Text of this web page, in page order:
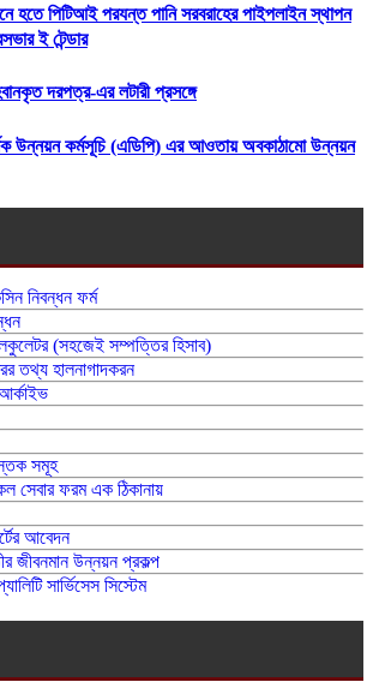
হতে পিটিআই পরযন্ত পানি সরবরাহের পাইপলাইন স্থাপন
ই টেন্ডার
দরপত্র-এর লটারী প্রসঙ্গে
উন্নয়ন কর্মসূচি (এডিপি) এর আওতায় অবকাঠামো উন্নয়ন
নিবন্ধন ফর্ম
(সহজেই সম্পত্তির হিসাব)
তথ্য হালনাগাদকরন
সমূহ
সেবার ফরম এক ঠিকানায়
আবেদন
জীবনমান উন্নয়ন প্রকল্প
সার্ভিসেস সিস্টেম